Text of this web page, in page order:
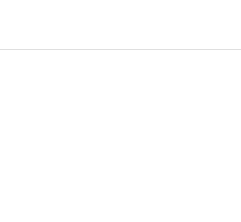
contenido